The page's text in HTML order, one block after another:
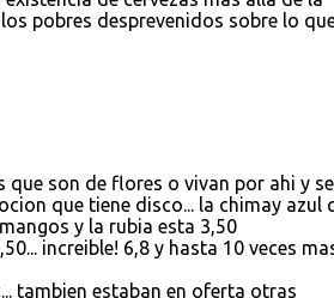
pobres desprevenidos sobre lo
que son de flores o vivan por ahi y
que tiene disco... la chimay azul
y la rubia esta 3,50
increible! 6,8 y hasta 10 veces
tambien estaban en oferta otras